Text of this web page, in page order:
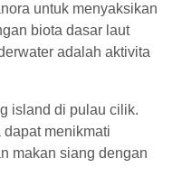
untuk menyaksikan
biota dasar laut
adalah aktivita
island di pulau cilik.
menikmati
makan siang dengan